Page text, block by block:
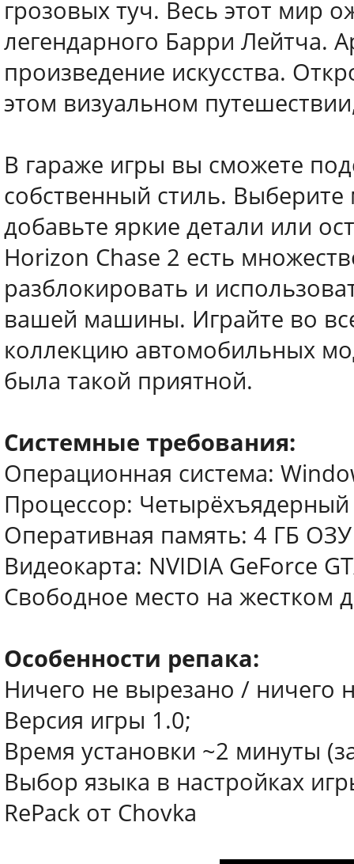
грозовых туч. Весь этот мир
легендарного Барри Лейтча.
произведение искусства.
этом визуальном
В гараже игры вы сможете
собственный стиль.
добавьте яркие детали или
Horizon Chase 2 есть
разблокировать и
вашей машины. Играйте во
коллекцию автомобильных
была такой приятной.
Системные требования:
Операционная система:
Процессор: Четырёхъядерный
Оперативная память: 4 ГБ ОЗУ
Видеокарта: NVIDIA GeForce
Свободное место на жестком
Особенности репака:
Ничего не вырезано / ничего
Версия игры 1.0;
Время установки ~2 минуты
Выбор языка в настройках
RePack от Chovka